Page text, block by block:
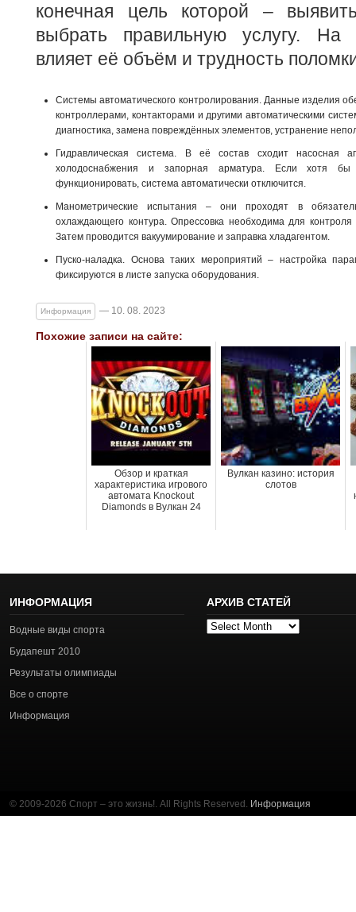
конечная цель которой –
выбрать правильную услугу. На
влияет её объём и трудность
Системы автоматического контролирования. Данные изделия
контроллерами, контакторами и другими автоматическими
диагностика, замена повреждённых элементов, устранение
Гидравлическая система. В её состав сходит насосная
холодоснабжения и запорная арматура. Если хотя бы
функционировать, система автоматически отключится.
Манометрические испытания – они проходят в
охлаждающего контура. Опрессовка необходима для
Затем проводится вакуумирование и заправка хладагентом.
Пуско-наладка. Основа таких мероприятий – настройка
фиксируются в листе запуска оборудования.
Информация — 10. 08. 2023
Похожие записи на сайте:
Обзор и краткая
характеристика игрового
автомата Knockout
Diamonds в Вулкан 24
Вулкан казино: история
слотов
ИНФОРМАЦИЯ
Водные виды спорта
Будапешт 2010
Результаты олимпиады
Все о спорте
Информация
АРХИВ СТАТЕЙ
Архив
© 2009-2026 Спорт – это жизнь!. All Rights Reserved. Информация